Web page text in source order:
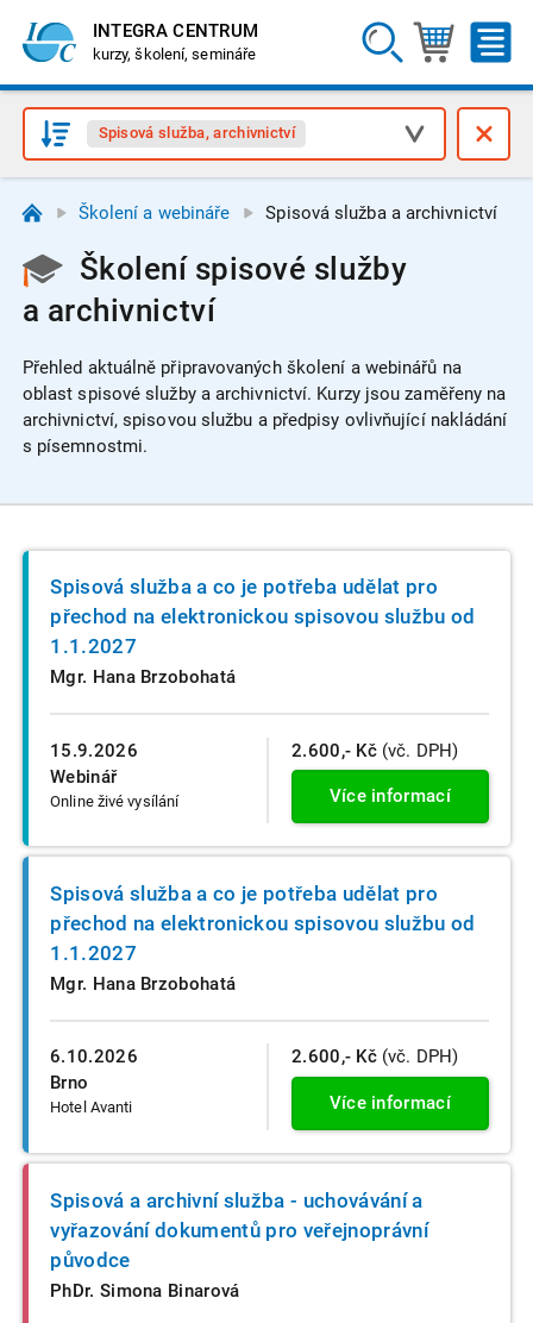
INTEGRA CENTRUM
kurzy, školení, semináře
Spisová služba, archivnictví
Školení a webináře Spisová služba a archivnictví
Školení spisové služby
a archivnictví
Přehled aktuálně připravovaných školení a webinářů na
oblast spisové služby a archivnictví. Kurzy jsou zaměřeny na
archivnictví, spisovou službu a předpisy ovlivňující nakládání
s písemnostmi.
15.9.2026
Webinář
Online živé vysílání
Spisová služba a co je potřeba udělat pro
přechod na elektronickou spisovou službu od
1.1.2027
Mgr. Hana Brzobohatá
2.600,- Kč (vč. DPH)
Více informací
6.10.2026
Brno
Hotel Avanti
Spisová služba a co je potřeba udělat pro
přechod na elektronickou spisovou službu od
1.1.2027
Mgr. Hana Brzobohatá
2.600,- Kč (vč. DPH)
Více informací
Spisová a archivní služba - uchovávání a
vyřazování dokumentů pro veřejnoprávní
původce
PhDr. Simona Binarová